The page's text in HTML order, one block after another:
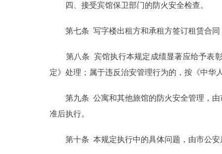
四、接受宾馆保卫部门的防火安全检查。
第七条 写字楼出租方和承租方签订租赁合同
第八条 宾馆执行本规定成绩显著应给予表彰
定》处理；属于违反治安管理行为的，按《中华
第九条 公寓和其他旅馆的防火安全管理，由
准后执行。
第十条 本规定执行中的具体问题，由市公安